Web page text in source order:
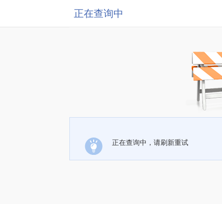
正在查询中
正在查询中，请刷新重试